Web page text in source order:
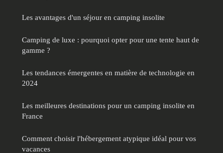
Les avantages d'un séjour en camping insolite
Camping de luxe : pourquoi opter pour une tente haut de
gamme ?
Les tendances émergentes en matière de technologie en
2024
Les meilleures destinations pour un camping insolite en
France
Comment choisir l'hébergement atypique idéal pour vos
vacances